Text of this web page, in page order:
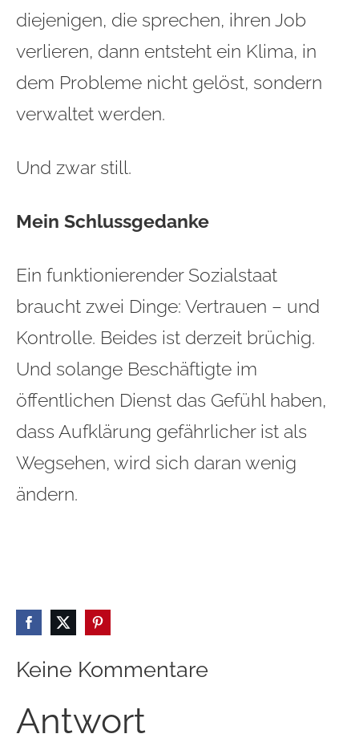
diejenigen, die sprechen, ihren Job
verlieren, dann entsteht ein Klima, in
dem Probleme nicht gelöst, sondern
verwaltet werden.
Und zwar still.
Mein Schlussgedanke
Ein funktionierender Sozialstaat
braucht zwei Dinge: Vertrauen – und
Kontrolle. Beides ist derzeit brüchig.
Und solange Beschäftigte im
öffentlichen Dienst das Gefühl haben,
dass Aufklärung gefährlicher ist als
Wegsehen, wird sich daran wenig
ändern.
Keine Kommentare
Antwort